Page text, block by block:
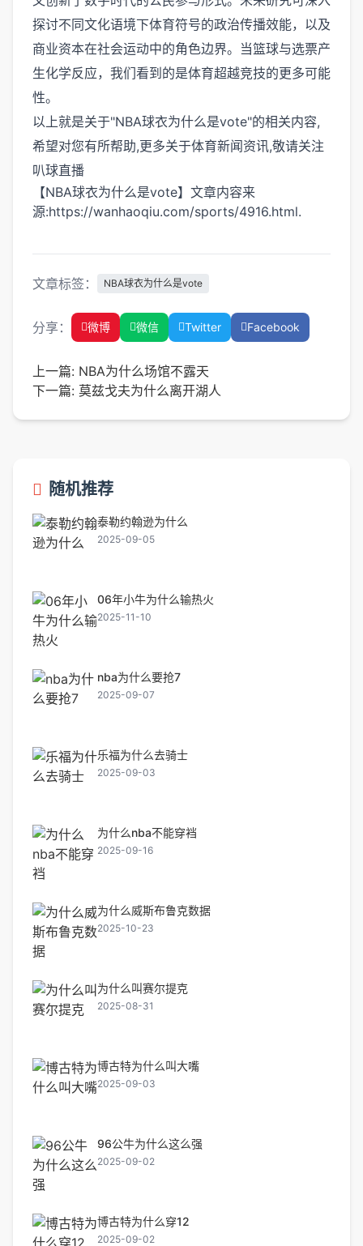
探讨不同文化语境下体育符号的政治传播效能，以及
商业资本在社会运动中的角色边界。当篮球与选票产
生化学反应，我们看到的是体育超越竞技的更多可能
性。
以上就是关于"NBA球衣为什么是vote"的相关内容,
希望对您有所帮助,更多关于体育新闻资讯,敬请关注
叭球直播
【NBA球衣为什么是vote】文章内容来
源:https://wanhaoqiu.com/sports/4916.html.
文章标签： NBA球衣为什么是vote
分享： 微博 微信 Twitter Facebook
上一篇: NBA为什么场馆不露天
下一篇: 莫兹戈夫为什么离开湖人
随机推荐
泰勒约翰逊为什么
2025-09-05
06年小牛为什么输热火
2025-11-10
nba为什么要抢7
2025-09-07
乐福为什么去骑士
2025-09-03
为什么nba不能穿裆
2025-09-16
为什么威斯布鲁克数据
2025-10-23
为什么叫赛尔提克
2025-08-31
博古特为什么叫大嘴
2025-09-03
96公牛为什么这么强
2025-09-02
博古特为什么穿12
2025-09-02